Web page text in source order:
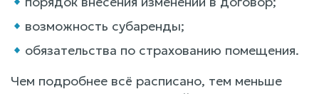
возможность субаренды;
обязательства по страхованию помещения.
Чем подробнее всё расписано, тем меньше